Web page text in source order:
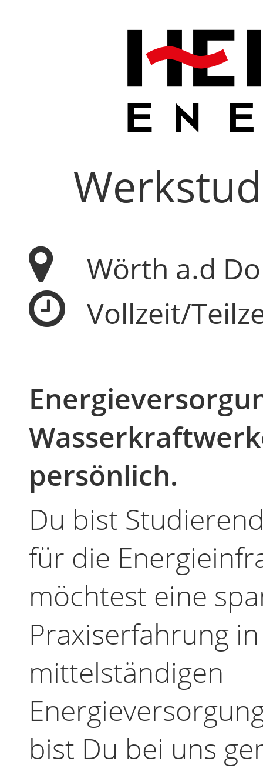
Wörth a.d
Vollzeit/
persönlich.
Du bist
für die
möchtest eine
Praxiserfahrung
mittelständigen
bist Du bei uns